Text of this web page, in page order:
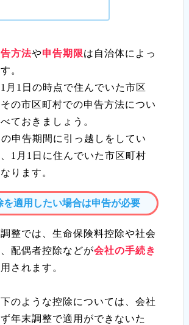
方法や申告期限は自治体によっ
。
月1日の時点で住んでいた市区
の市区町村での申告方法につい
ておきましょう。
申告期間に引っ越しをしてい
1月1日に住んでいた市区町村
ります。
を適用したい場合は申告が必要
整では、生命保険料控除や社会
配偶者控除などが会社の手続き
されます。
のような控除については、会社
年末調整で適用ができないた